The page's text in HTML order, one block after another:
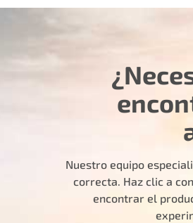
Nuestro equipo
correcta. Haz clic a
encontrar el